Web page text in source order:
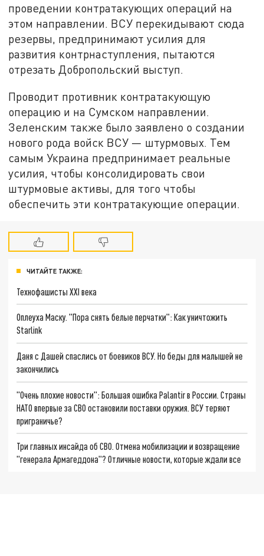
проведении контратакующих операций на
этом направлении. ВСУ перекидывают сюда
резервы, предпринимают усилия для
развития контрнаступления, пытаются
отрезать Добропольский выступ.
Проводит противник контратакующую
операцию и на Сумском направлении.
Зеленским также было заявлено о создании
нового рода войск ВСУ — штурмовых. Тем
самым Украина предпринимает реальные
усилия, чтобы консолидировать свои
штурмовые активы, для того чтобы
обеспечить эти контратакующие операции.
ЧИТАЙТЕ ТАКЖЕ:
Технофашисты XXI века
Оплеуха Маску. "Пора снять белые перчатки": Как уничтожить
Starlink
Даня с Дашей спаслись от боевиков ВСУ. Но беды для малышей не
закончились
"Очень плохие новости": Большая ошибка Palantir в России. Страны
НАТО впервые за СВО остановили поставки оружия. ВСУ теряют
приграничье?
Три главных инсайда об СВО. Отмена мобилизации и возвращение
"генерала Армагеддона"? Отличные новости, которые ждали все